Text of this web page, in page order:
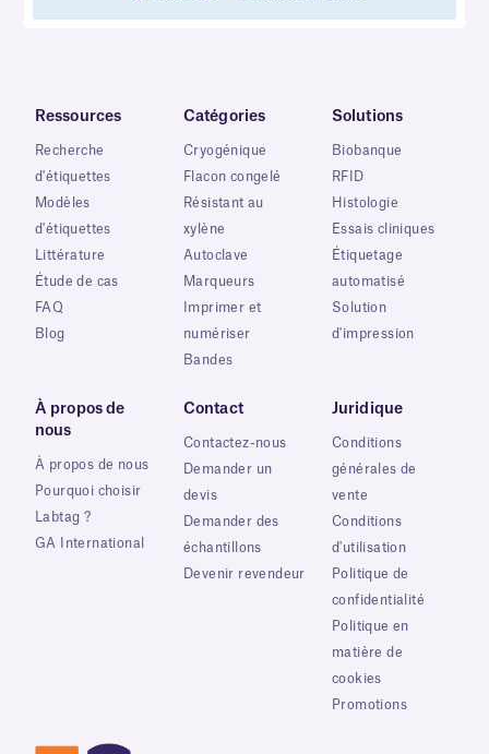
Ressources
Recherche
d'étiquettes
Modèles
d'étiquettes
Littérature
Étude de cas
FAQ
Blog
Catégories
Cryogénique
Flacon congelé
Résistant au
xylène
Autoclave
Marqueurs
Imprimer et
numériser
Bandes
Solutions
Biobanque
RFID
Histologie
Essais cliniques
Étiquetage
automatisé
Solution
d'impression
À propos de
nous
À propos de nous
Pourquoi choisir
Labtag ?
GA International
Contact
Contactez-nous
Demander un
devis
Demander des
échantillons
Devenir revendeur
Juridique
Conditions
générales de
vente
Conditions
d'utilisation
Politique de
confidentialité
Politique en
matière de
cookies
Promotions